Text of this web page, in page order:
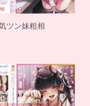
ツン妹粗相